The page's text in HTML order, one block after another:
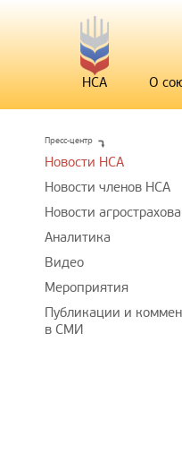
НСА О
Пресс-центр
Новости НСА
Новости членов НСА
Новости
Аналитика
Видео
Мероприятия
Публикации и
в СМИ